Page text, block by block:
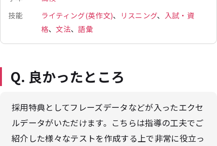
技能
ライティング(英作文)、 リスニング、
入試・資
格、文法、語彙
Q. 良かったところ
採用特典としてフレーズデータなどが入ったエクセ
ルデータがいただけます。こちらは指導の工夫でご
紹介した様々なテストを作成する上で非常に役立っ